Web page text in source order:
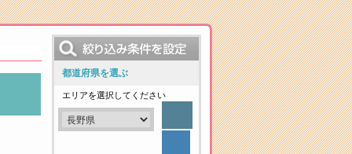
不登校ニュース
都道府県を選ぶ
エリアを選択してください